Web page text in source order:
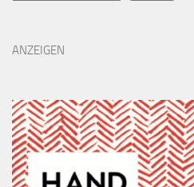
ANZEIGEN